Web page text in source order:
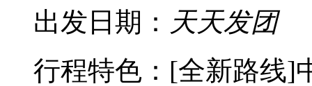
出发日期： 天天发团
行程特色：[全新路线]